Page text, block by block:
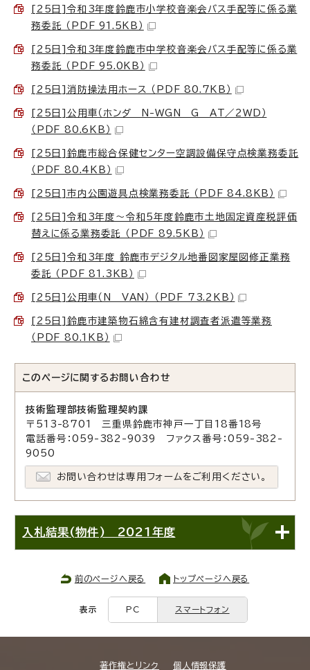
[25日]令和3年度鈴鹿市小学校音楽会バス手配等に係る業
務委託 （PDF 91.5KB）
[25日]令和3年度鈴鹿市中学校音楽会バス手配等に係る業
務委託 （PDF 95.0KB）
[25日]消防操法用ホース （PDF 80.7KB）
[25日]公用車（ホンダ N-WGN G AT／2WD）
（PDF 80.6KB）
[25日]鈴鹿市総合保健センター空調設備保守点検業務委託
（PDF 80.4KB）
[25日]市内公園遊具点検業務委託 （PDF 84.8KB）
[25日]令和3年度～令和5年度鈴鹿市土地固定資産税評価
替えに係る業務委託 （PDF 89.5KB）
[25日]令和3年度 鈴鹿市デジタル地番図家屋図修正業務
委託 （PDF 81.3KB）
[25日]公用車（N VAN） （PDF 73.2KB）
[25日]鈴鹿市建築物石綿含有建材調査者派遣等業務
（PDF 80.1KB）
このページに関する お問い合わせ
技術監理部技術監理契約課
〒513-8701 三重県鈴鹿市神戸一丁目18番18号
電話番号：059-382-9039 ファクス番号：059-382-
9050
お問い合わせは専用フォームをご利用ください。
入札結果(物件) 2021年度
前のページへ戻る トップページへ戻る
表示 PC スマートフォン
著作権とリンク 個人情報保護